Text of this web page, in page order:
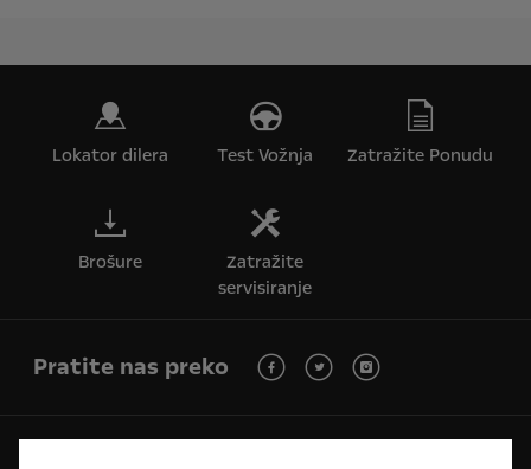
Lokator dilera Test Vožnja Zatražite Ponudu
Brošure
Zatražite
servisiranje
Pratite nas preko